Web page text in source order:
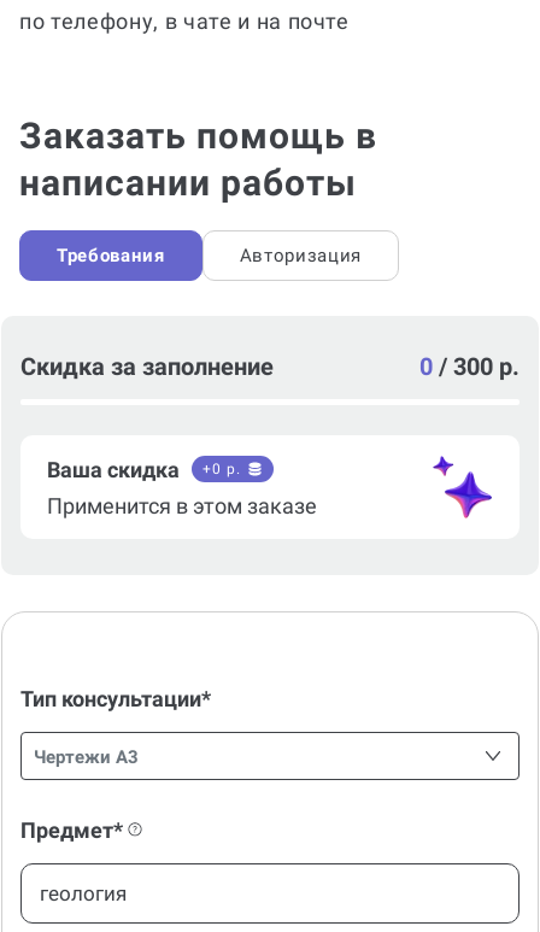
по телефону, в чате и на почте
Заказать помощь в
написании работы
Требования Авторизация
Скидка за заполнение 0 / 300 р.
Ваша скидка +0 р.
Применится в этом заказе
Тип консультации*
Чертежи А3
Предмет*